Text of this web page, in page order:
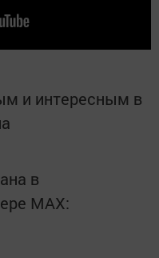
и интересным в
в
MАХ: